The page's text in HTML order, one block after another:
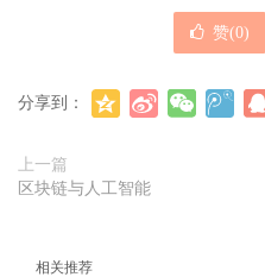
赞(0)
分享到：
上一篇
区块链与人工智能
相关推荐